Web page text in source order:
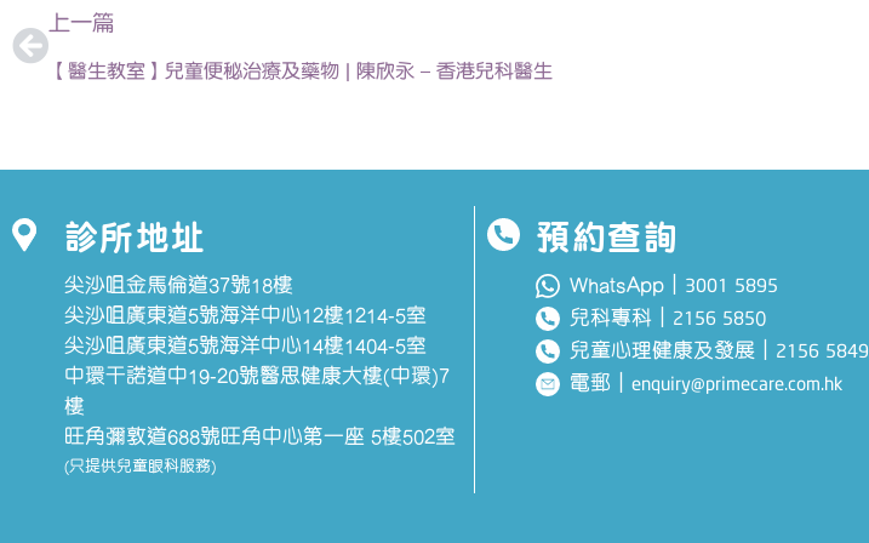
上一篇
【醫生教室】兒童便秘治療及藥物 | 陳欣永 – 香港兒科醫生
診所地址
尖沙咀金馬倫道37號18樓
尖沙咀廣東道5號海洋中心12樓1214-5室
尖沙咀廣東道5號海洋中心14樓1404-5室
中環干諾道中19-20號醫思健康大樓(中環)7
樓
旺角彌敦道688號旺角中心第一座 5樓502室
(只提供兒童眼科服務)
預約查詢
WhatsApp｜ 3001 5895
兒科專科 2156 5850
兒童心理健康及發展
2156 5849
電郵 ｜enquiry@primecare.com.hk